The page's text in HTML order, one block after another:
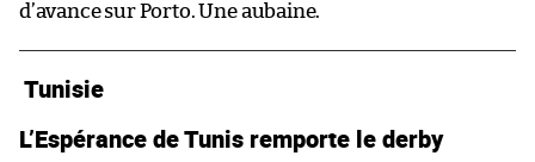
d’avance sur Porto. Une aubaine.
Tunisie
L’Espérance de Tunis remporte le derby